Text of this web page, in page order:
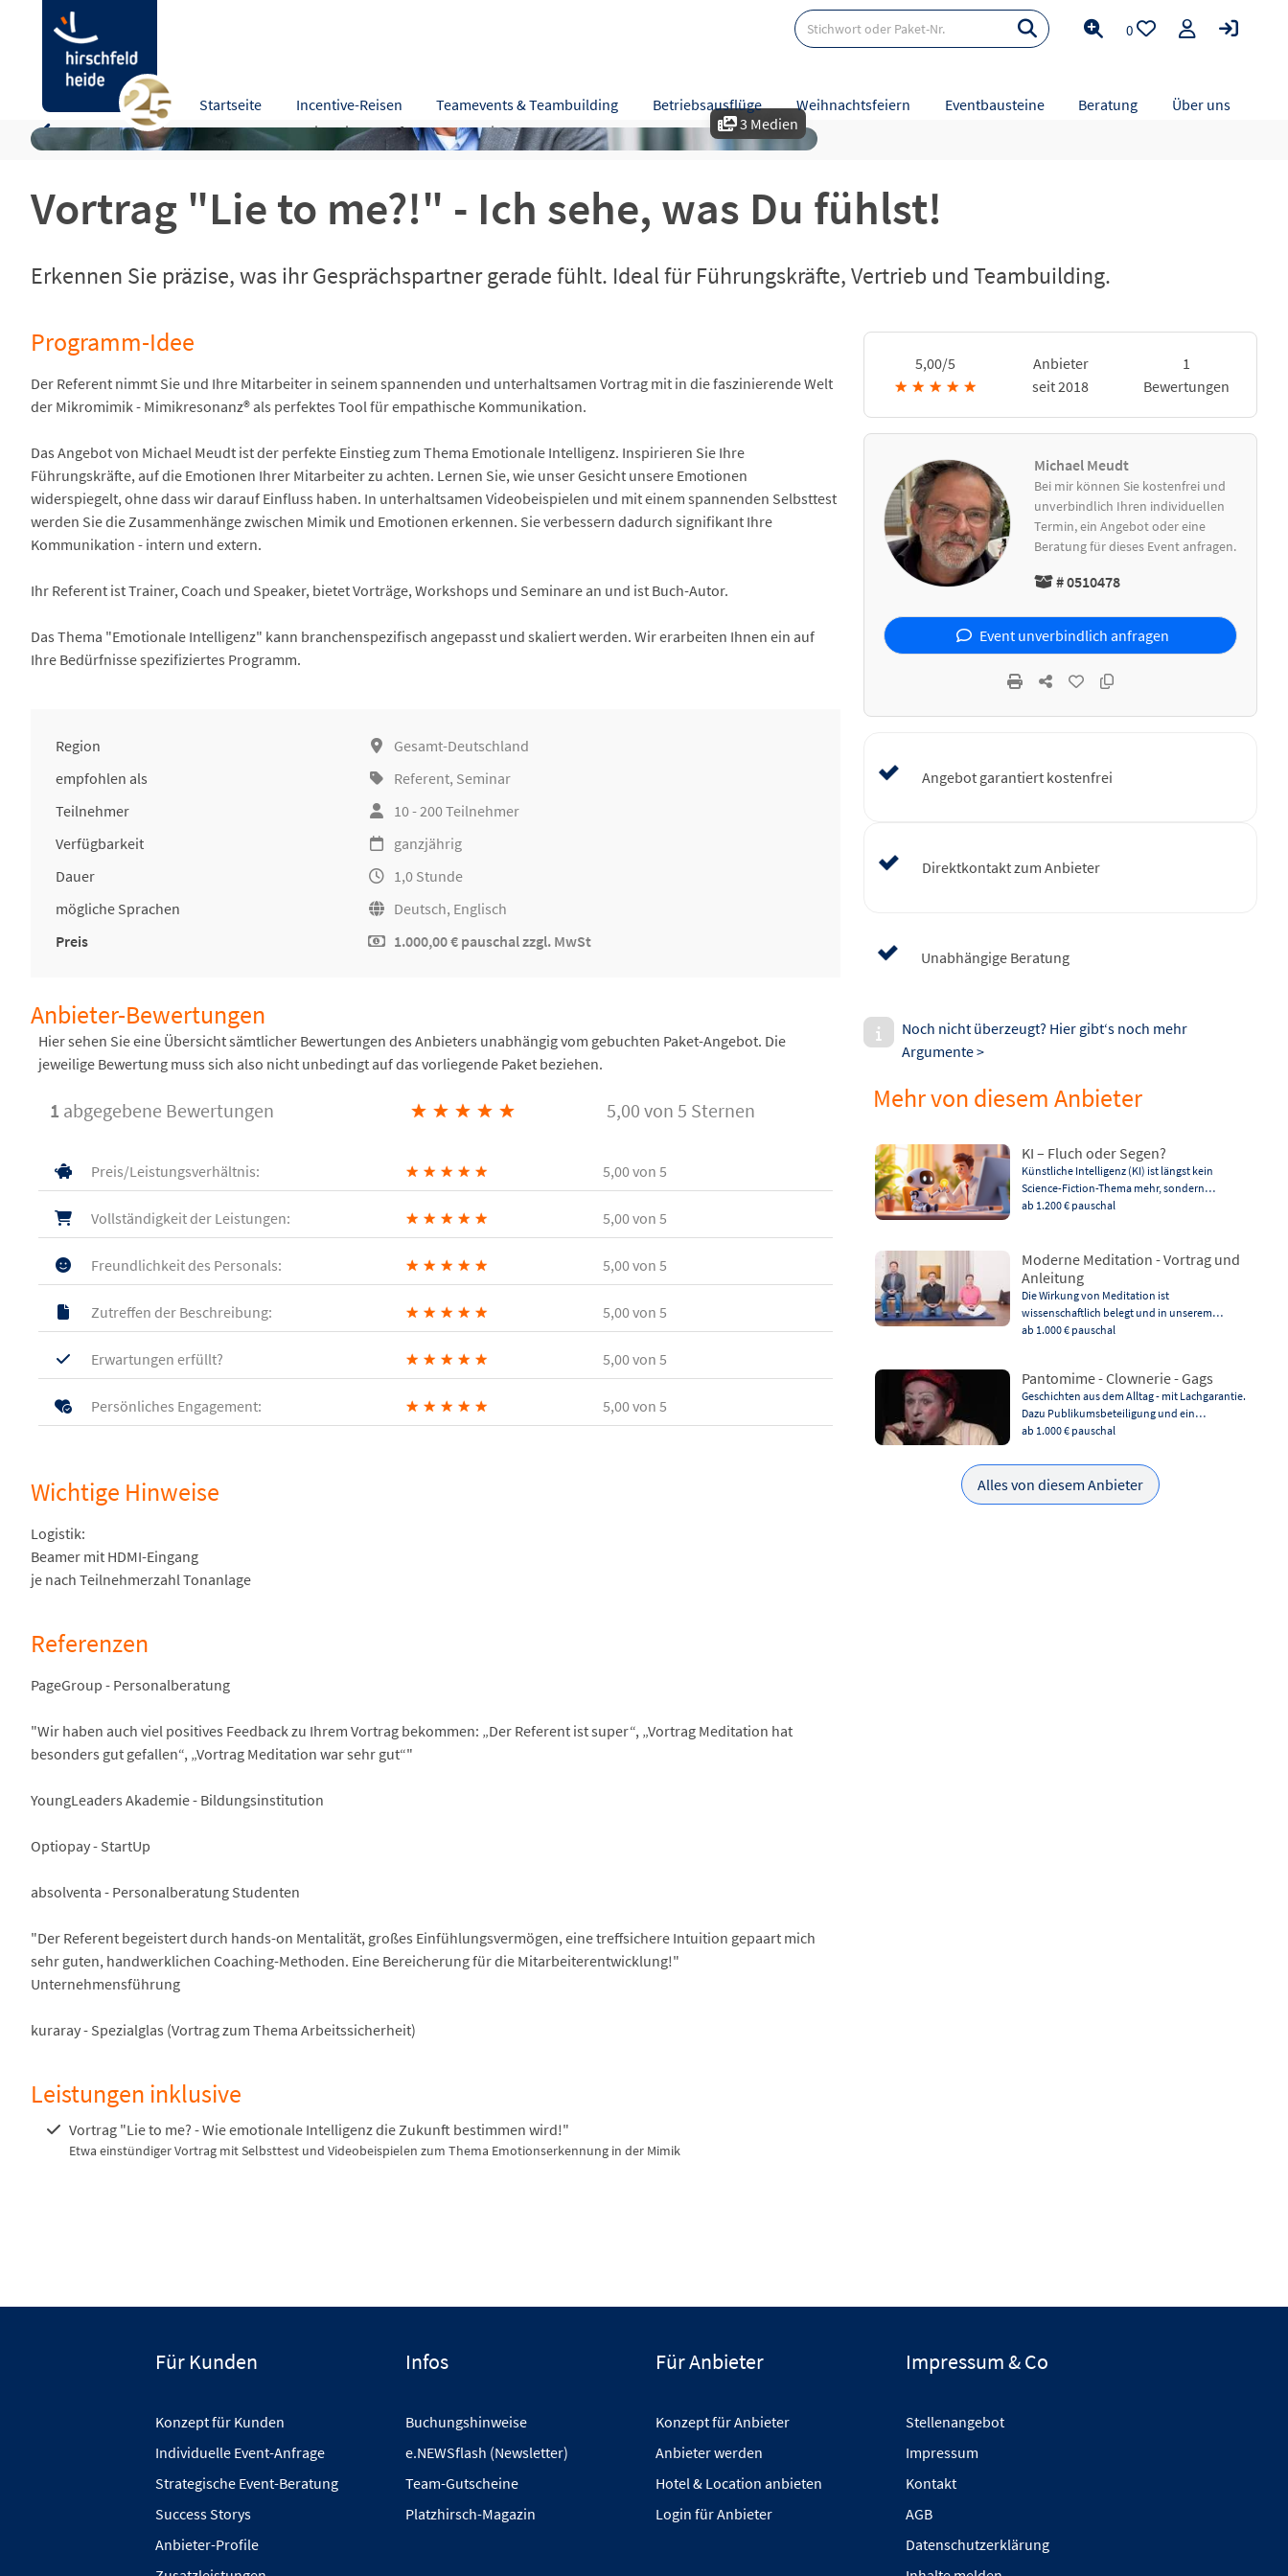
Startseite Incentive-Reisen Teamevents & Teambuilding Betriebsausflüge Weihnachtsfeiern Eventbausteine Beratung Über uns
0
3 Medien
Vortrag "Lie to me?!" - Ich sehe, was Du fühlst!
Erkennen Sie präzise, was ihr Gesprächspartner gerade fühlt. Ideal für Führungskräfte, Vertrieb und Teambuilding.
"Lie to me?!" - Ich sehe, was Du fühlst!
Programm-Idee Bewertungen Hinweise Referenzen Leistungen
Programm-Idee
Der Referent nimmt Sie und Ihre Mitarbeiter in seinem spannenden und unterhaltsamen Vortrag mit in die faszinierende Welt
der Mikromimik - Mimikresonanz® als perfektes Tool für empathische Kommunikation.
Das Angebot von Michael Meudt ist der perfekte Einstieg zum Thema Emotionale Intelligenz. Inspirieren Sie Ihre
Führungskräfte, auf die Emotionen Ihrer Mitarbeiter zu achten. Lernen Sie, wie unser Gesicht unsere Emotionen
widerspiegelt, ohne dass wir darauf Einfluss haben. In unterhaltsamen Videobeispielen und mit einem spannenden Selbsttest
werden Sie die Zusammenhänge zwischen Mimik und Emotionen erkennen. Sie verbessern dadurch signifikant Ihre
Kommunikation - intern und extern.
Ihr Referent ist Trainer, Coach und Speaker, bietet Vorträge, Workshops und Seminare an und ist Buch-Autor.
Das Thema "Emotionale Intelligenz" kann branchenspezifisch angepasst und skaliert werden. Wir erarbeiten Ihnen ein auf
Ihre Bedürfnisse spezifiziertes Programm.
Region
Gesamt-Deutschland
empfohlen als
Referent, Seminar
Teilnehmer
10 - 200 Teilnehmer
Verfügbarkeit
ganzjährig
Dauer
1,0 Stunde
mögliche Sprachen
Deutsch, Englisch
Preis
1.000,00 € pauschal zzgl. MwSt
Anbieter-Bewertungen
Hier sehen Sie eine Übersicht sämtlicher Bewertungen des Anbieters unabhängig vom gebuchten Paket-Angebot. Die
jeweilige Bewertung muss sich also nicht unbedingt auf das vorliegende Paket beziehen.
1 abgegebene Bewertungen ★ ★ ★ ★ ★ 5,00 von 5 Sternen
Preis/Leistungsverhältnis: ★ ★ ★ ★ ★ 5,00von 5
Vollständigkeit der Leistungen: ★ ★ ★ ★ ★ 5,00von 5
Freundlichkeit des Personals: ★ ★ ★ ★ ★ 5,00von 5
Zutreffen der Beschreibung: ★ ★ ★ ★ ★ 5,00von 5
Erwartungen erfüllt? ★ ★ ★ ★ ★ 5,00von 5
Persönliches Engagement: ★ ★ ★ ★ ★ 5,00von 5
Wichtige Hinweise
Logistik:
Beamer mit HDMI-Eingang
je nach Teilnehmerzahl Tonanlage
Referenzen
PageGroup - Personalberatung
"Wir haben auch viel positives Feedback zu Ihrem Vortrag bekommen: „Der Referent ist super“, „Vortrag Meditation hat
besonders gut gefallen“, „Vortrag Meditation war sehr gut“"
YoungLeaders Akademie - Bildungsinstitution
Optiopay - StartUp
absolventa - Personalberatung Studenten
"Der Referent begeistert durch hands-on Mentalität, großes Einfühlungsvermögen, eine treffsichere Intuition gepaart mich
sehr guten, handwerklichen Coaching-Methoden. Eine Bereicherung für die Mitarbeiterentwicklung!"
Unternehmensführung
kuraray - Spezialglas (Vortrag zum Thema Arbeitssicherheit)
Leistungen inklusive
Vortrag "Lie to me? - Wie emotionale Intelligenz die Zukunft bestimmen wird!"
Etwa einstündiger Vortrag mit Selbsttest und Videobeispielen zum Thema Emotionserkennung in der Mimik
5,00/5
★ ★ ★ ★ ★
Anbieter
seit 2018
1
Bewertungen
Michael Meudt
Bei mir können Sie kostenfrei und
unverbindlich Ihren individuellen
Termin, ein Angebot oder eine
Beratung für dieses Event anfragen.
# 0510478
Event unverbindlich anfragen
Angebot garantiert kostenfrei
Direktkontakt zum Anbieter
Unabhängige Beratung
Noch nicht überzeugt? Hier gibt‘s noch mehr
Argumente >
Mehr von diesem Anbieter
KI – Fluch oder Segen?
Künstliche Intelligenz (KI) ist längst kein
Science-Fiction-Thema mehr, sondern…
ab 1.200 € pauschal
Moderne Meditation - Vortrag und
Anleitung
Die Wirkung von Meditation ist
wissenschaftlich belegt und in unserem…
ab 1.000 € pauschal
Pantomime - Clownerie - Gags
Geschichten aus dem Alltag - mit Lachgarantie.
Dazu Publikumsbeteiligung und ein…
ab 1.000 € pauschal
Alles von diesem Anbieter
Für Kunden
Konzept für Kunden
Individuelle Event-Anfrage
Strategische Event-Beratung
Success Storys
Anbieter-Profile
Infos
Buchungshinweise
e.NEWSflash (Newsletter)
Team-Gutscheine
Platzhirsch-Magazin
Für Anbieter
Konzept für Anbieter
Anbieter werden
Hotel & Location anbieten
Login für Anbieter
Impressum & Co
Stellenangebot
Impressum
Kontakt
AGB
Datenschutzerklärung